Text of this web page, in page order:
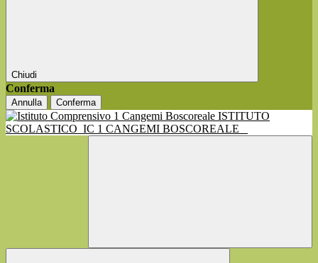
Chiudi
Conferma
Annulla Conferma
ISTITUTO
SCOLASTICO IC 1 CANGEMI BOSCOREALE